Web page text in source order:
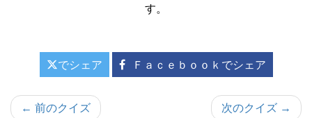
す。
でシェア Ｆａｃｅｂｏｏｋでシェア
投← 前のクイズ 次のクイズ →